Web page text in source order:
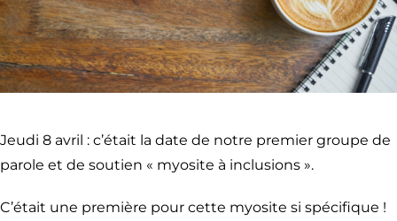
Jeudi 8 avril : c’était la date de notre premier groupe de
parole et de soutien « myosite à inclusions ».
C’était une première pour cette myosite si spécifique !